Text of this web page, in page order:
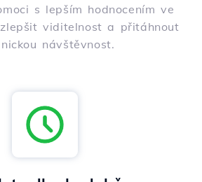
s lepším hodnocením ve
viditelnost a přitáhnout
návštěvnost.